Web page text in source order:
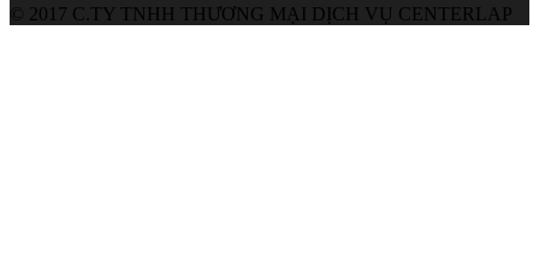
© 2017 C.TY TNHH THƯƠNG MẠI DỊCH VỤ CENTERLAP